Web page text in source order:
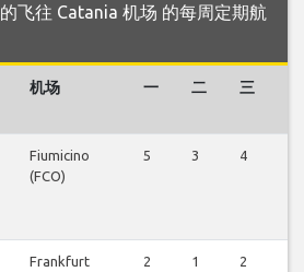
飞往 Catania 机场 的每周定期航
机场 一 二 三
Fiumicino
(FCO)
5 3 4
Frankfurt
2 1 2